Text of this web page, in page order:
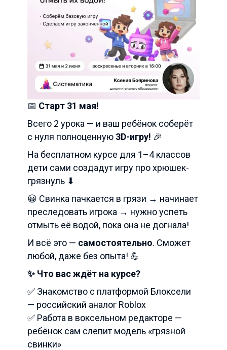
📅 Старт 31 мая!
Всего 2 урока — и ваш ребёнок соберёт
с нуля полноценную 3D-игру! 🎉
На бесплатном курсе для 1–4 классов
дети сами создадут игру про хрюшек-
грязнуль ⬇
😀 Свинка пачкается в грязи → начинает
преследовать игрока → нужно успеть
отмыть её водой, пока она не догнала!
И всё это — самостоятельно. Сможет
любой, даже без опыта! 💪
✨ Что вас ждёт на курсе?
✅ Знакомство с платформой Блоксели
— российский аналог Roblox
✅ Работа в воксельном редакторе —
ребёнок сам слепит модель «грязной
свинки»